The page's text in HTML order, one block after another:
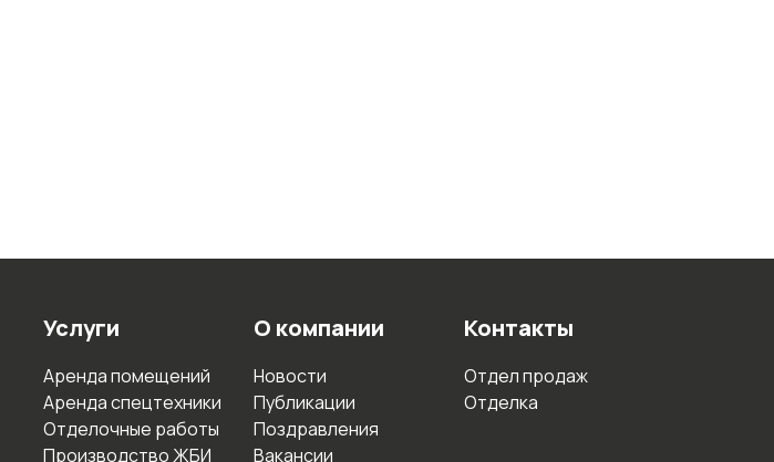
Услуги
Аренда помещений
Аренда спецтехники
Отделочные работы
Производство ЖБИ
О компании
Новости
Публикации
Поздравления
Вакансии
Контакты
Отдел продаж
Отделка